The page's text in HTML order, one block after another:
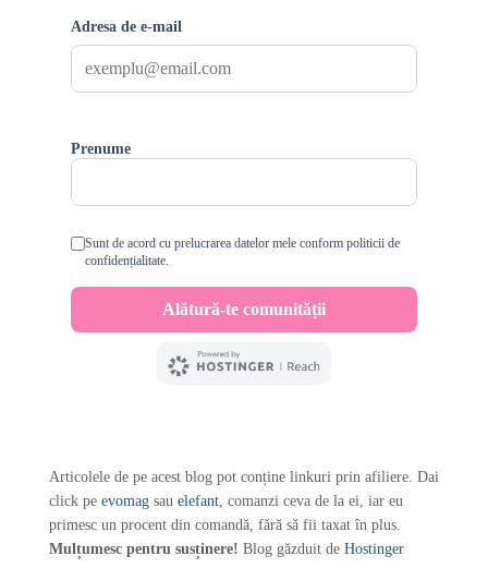
Articolele de pe acest blog pot conține linkuri prin afiliere. Dai
click pe evomag sau elefant, comanzi ceva de la ei, iar eu
primesc un procent din comandă, fără să fii taxat în plus.
Mulțumesc pentru susținere! Blog găzduit de Hostinger